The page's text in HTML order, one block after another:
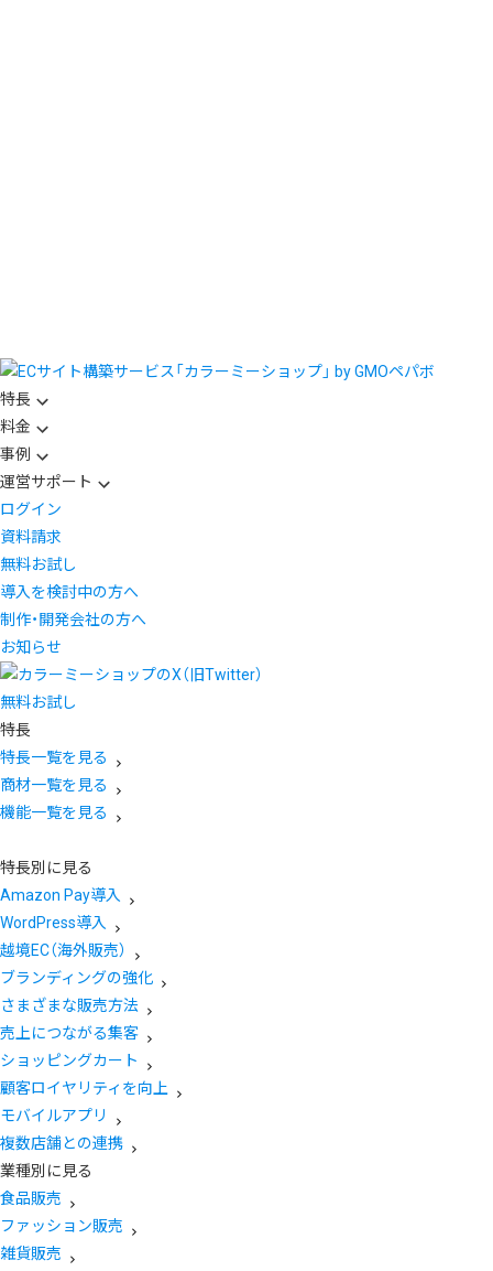
特長
料金
事例
運営サポート
ログイン
資料請求
無料お試し
導入を検討中の方へ
制作・開発会社の方へ
お知らせ
無料お試し
特長
特長一覧を見る
商材一覧を見る
機能一覧を見る
特長別に見る
Amazon Pay導入
WordPress導入
越境EC（海外販売）
ブランディングの強化
さまざまな販売方法
売上につながる集客
ショッピングカート
顧客ロイヤリティを向上
モバイルアプリ
複数店舗との連携
業種別に見る
食品販売
ファッション販売
雑貨販売